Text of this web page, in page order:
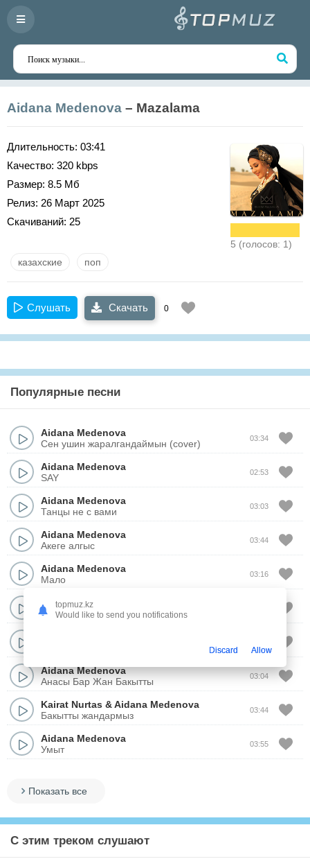
Aidana Medenova – Mazalama
Длительность: 03:41
Качество: 320 kbps
Размер: 8.5 Мб
Релиз: 26 Март 2025
Скачиваний: 25
5 (голосов: 1)
казахские поп
Слушать Скачать 0
Популярные песни
Aidana Medenova
Сен ушин жаралгандаймын (cover)
03:34
Aidana Medenova
SAY
02:53
Aidana Medenova
Танцы не с вами
03:03
Aidana Medenova
Акеге алгыс
03:44
Aidana Medenova
Мало
03:16
Aidana Medenova
Благодарю
Aidana Medenova
Анасы Бар Жан Бакытты
03:04
Kairat Nurtas &Aidana Medenova
Бакытты жандармыз
03:44
Aidana Medenova
Умыт
03:55
Показать все
С этим треком слушают
topmuz.kz
Would like to send you notifications
Discard Allow